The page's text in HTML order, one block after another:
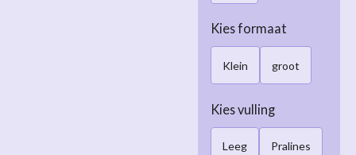
Kies formaat
Klein groot
Kies vulling
Leeg Pralines